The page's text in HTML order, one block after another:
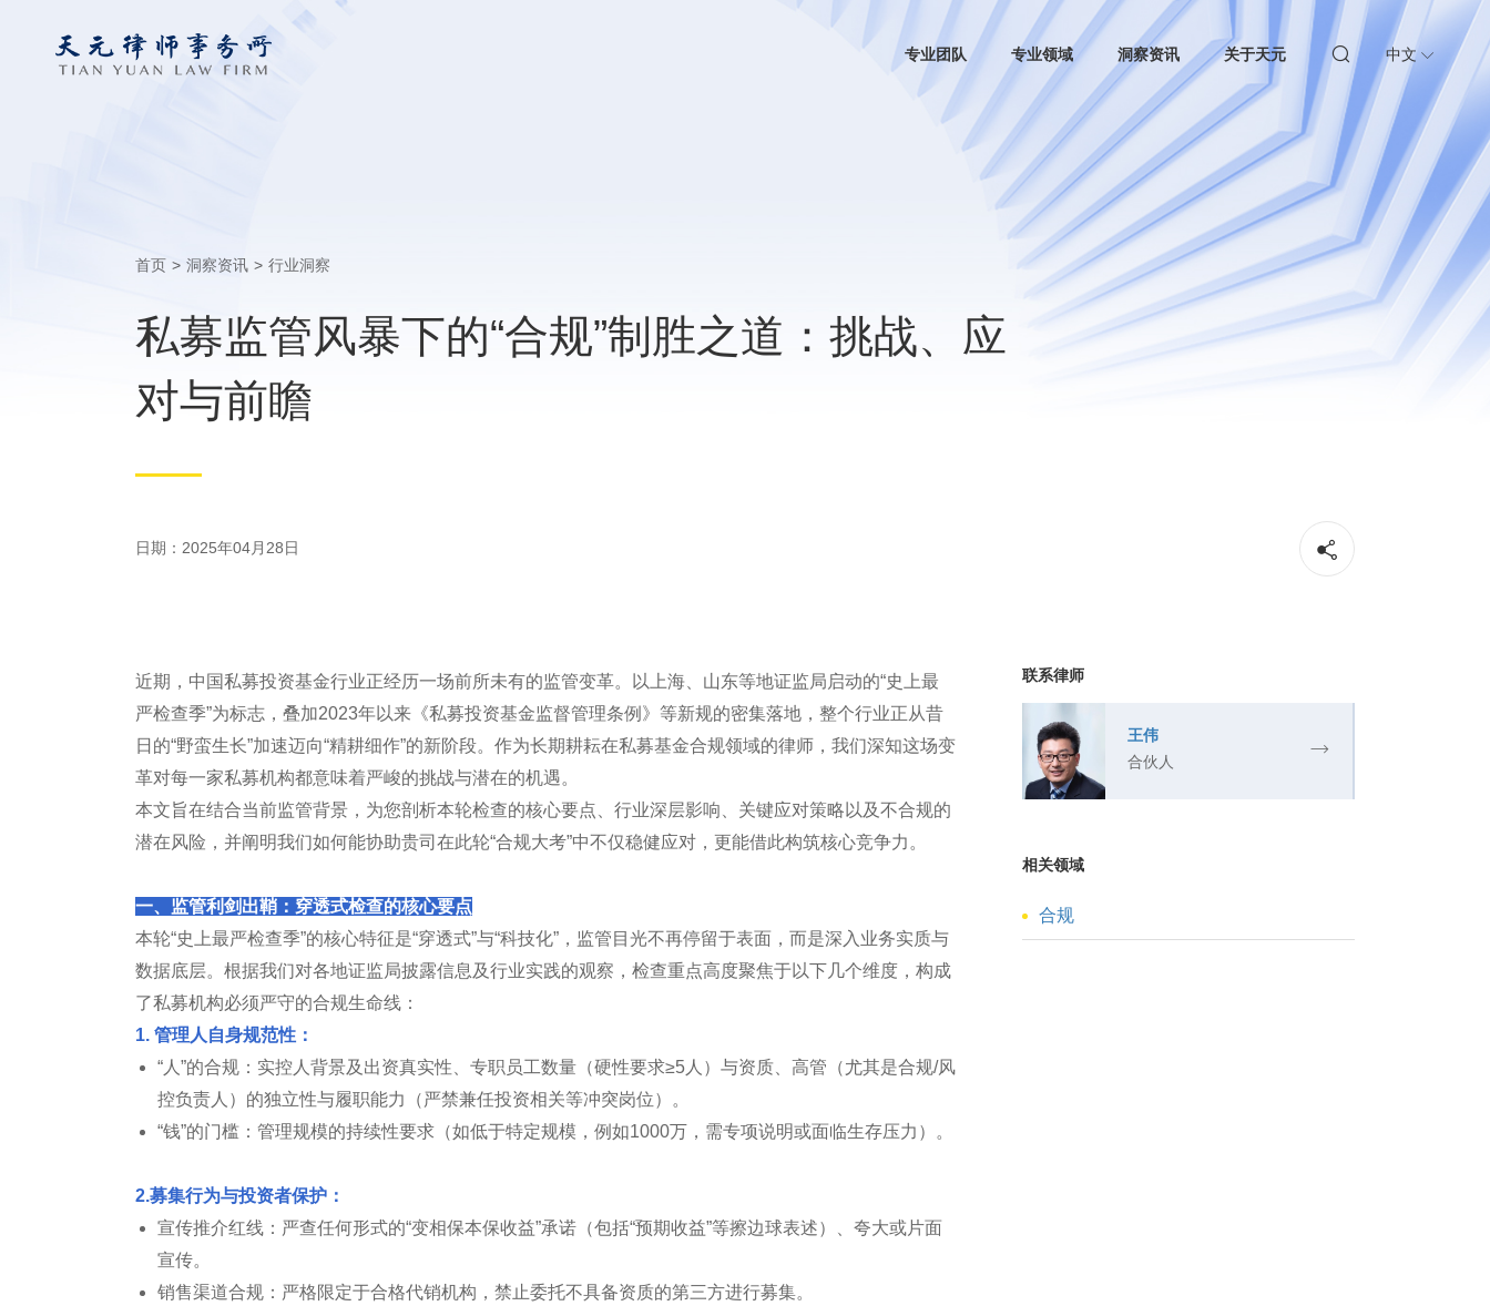
专业团队 专业领域 洞察资讯 关于天元 中文
首页 > 洞察资讯 > 行业洞察
私募监管风暴下的“合规”制胜之道：挑战、应
对与前瞻
日期：2025年04月28日
近期，中国私募投资基金行业正经历一场前所未有的监管变革。以上海、山东等地证监局启动的“史上最
严检查季”为标志，叠加2023年以来《私募投资基金监督管理条例》等新规的密集落地，整个行业正从昔
日的“野蛮生长”加速迈向“精耕细作”的新阶段。作为长期耕耘在私募基金合规领域的律师，我们深知这场变
革对每一家私募机构都意味着严峻的挑战与潜在的机遇。
本文旨在结合当前监管背景，为您剖析本轮检查的核心要点、行业深层影响、关键应对策略以及不合规的
潜在风险，并阐明我们如何能协助贵司在此轮“合规大考”中不仅稳健应对，更能借此构筑核心竞争力。
一、监管利剑出鞘：穿透式检查的核心要点
本轮“史上最严检查季”的核心特征是“穿透式”与“科技化”，监管目光不再停留于表面，而是深入业务实质与
数据底层。根据我们对各地证监局披露信息及行业实践的观察，检查重点高度聚焦于以下几个维度，构成
了私募机构必须严守的合规生命线：
1. 管理人自身规范性：
“人”的合规：实控人背景及出资真实性、专职员工数量（硬性要求≥5人）与资质、高管（尤其是合规/风
控负责人）的独立性与履职能力（严禁兼任投资相关等冲突岗位）。
“钱”的门槛：管理规模的持续性要求（如低于特定规模，例如1000万，需专项说明或面临生存压力）。
2.募集行为与投资者保护：
宣传推介红线：严查任何形式的“变相保本保收益”承诺（包括“预期收益”等擦边球表述）、夸大或片面
宣传。
销售渠道合规：严格限定于合格代销机构，禁止委托不具备资质的第三方进行募集。
联系律师
王伟
合伙人
相关领域
合规